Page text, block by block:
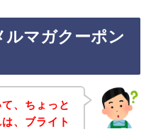
マガクーポン
、ちょっと
、ブライト